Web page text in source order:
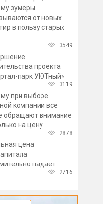
рынок выведены
домах ЖК
SeaView»
зумеры
от новых
в пользу старых
3549
проекта
парк УЮТный»
3119
при выборе
компании все
обращают внимание
на цену
2878
цена
падает
2716